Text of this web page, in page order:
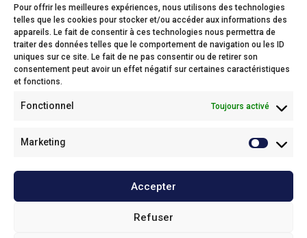
Pour offrir les meilleures expériences, nous utilisons des technologies
telles que les cookies pour stocker et/ou accéder aux informations des
appareils. Le fait de consentir à ces technologies nous permettra de
traiter des données telles que le comportement de navigation ou les ID
uniques sur ce site. Le fait de ne pas consentir ou de retirer son
consentement peut avoir un effet négatif sur certaines caractéristiques
et fonctions.
Fonctionnel Toujours activé
Marketing
Accepter
Refuser
Bidfood Thuin
Avenue Deli XL, 1
Phone: +32(0)71/25 68 11
Email:info@bidfood.be
Onze policies / Nos politiques